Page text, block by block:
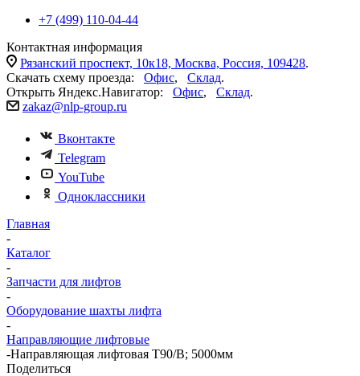
+7 (499) 110-04-44
Контактная информация
Рязанский проспект, 10к18, Москва, Россия, 109428.
Скачать схему проезда: Офис, Склад.
Открыть Яндекс.Навигатор: Офис, Склад.
zakaz@nlp-group.ru
Вконтакте
Telegram
YouTube
Одноклассники
Главная
-
Каталог
-
Запчасти для лифтов
-
Оборудование шахты лифта
-
Направляющие лифтовые
-Направляющая лифтовая Т90/В; 5000мм
Поделиться